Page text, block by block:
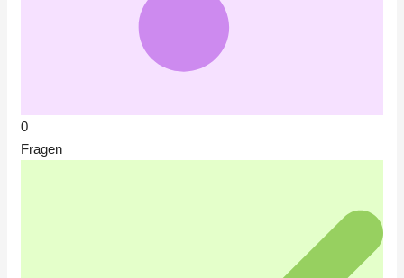
0
Fragen